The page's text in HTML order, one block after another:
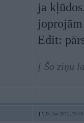
ja
Edit:
[ Šo ziņu
25. Jan 2012, 19:33